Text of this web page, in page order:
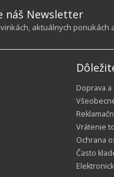
náš Newsletter
aktuálnych ponukách
Doprava
Vrátenie
Ochrana
Často